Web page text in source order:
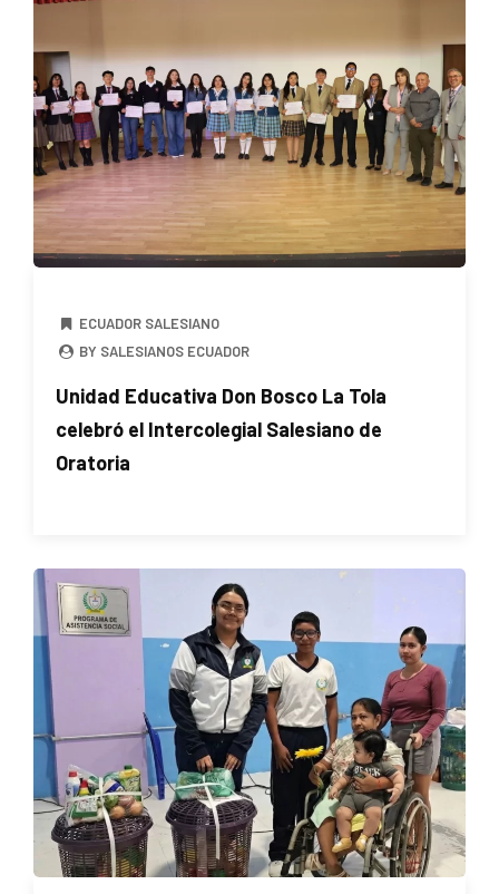
ECUADOR SALESIANO
BY SALESIANOS ECUADOR
Unidad Educativa Don Bosco La Tola
celebró el Intercolegial Salesiano de
Oratoria